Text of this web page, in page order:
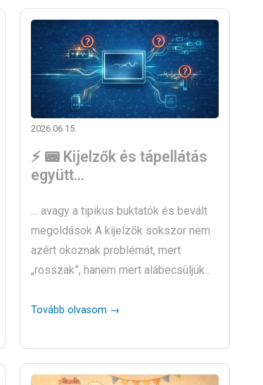
2026.06.15.
⚡ 📟 Kijelzők és tápellátás
együtt…
… avagy a tipikus buktatók és bevált
megoldások A kijelzők sokszor nem
azért okoznak problémát, mert
„rosszak”, hanem mert alábecsüljük...
Tovább olvasom →